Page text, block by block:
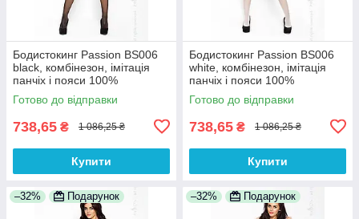
Бодистокинг Passion BS006
black, комбінезон, імітація
панчіх і пояси 100%
Анонімності
Готово до відправки
738,65 ₴ 1 086,25 ₴
Купити
Бодистокинг Passion BS006
white, комбінезон, імітація
панчіх і пояси 100%
Анонімності
Готово до відправки
738,65 ₴ 1 086,25 ₴
Купити
–32% Подарунок –32% Подарунок